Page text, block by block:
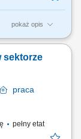
pokaż opis
4 miesiące
i doradztwo:
sektorze
praca
pełny etat